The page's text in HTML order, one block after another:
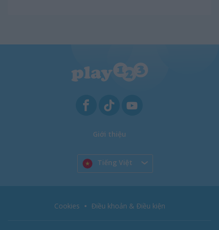
Giới thiệu
Tiếng Việt
Cookies Điều khoản & Điều kiện